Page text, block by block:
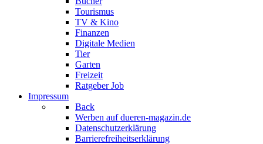
Tourismus
TV & Kino
Finanzen
Digitale Medien
Tier
Garten
Freizeit
Ratgeber Job
Impressum
Back
Werben auf dueren-magazin.de
Datenschutzerklärung
Barrierefreiheitserklärung